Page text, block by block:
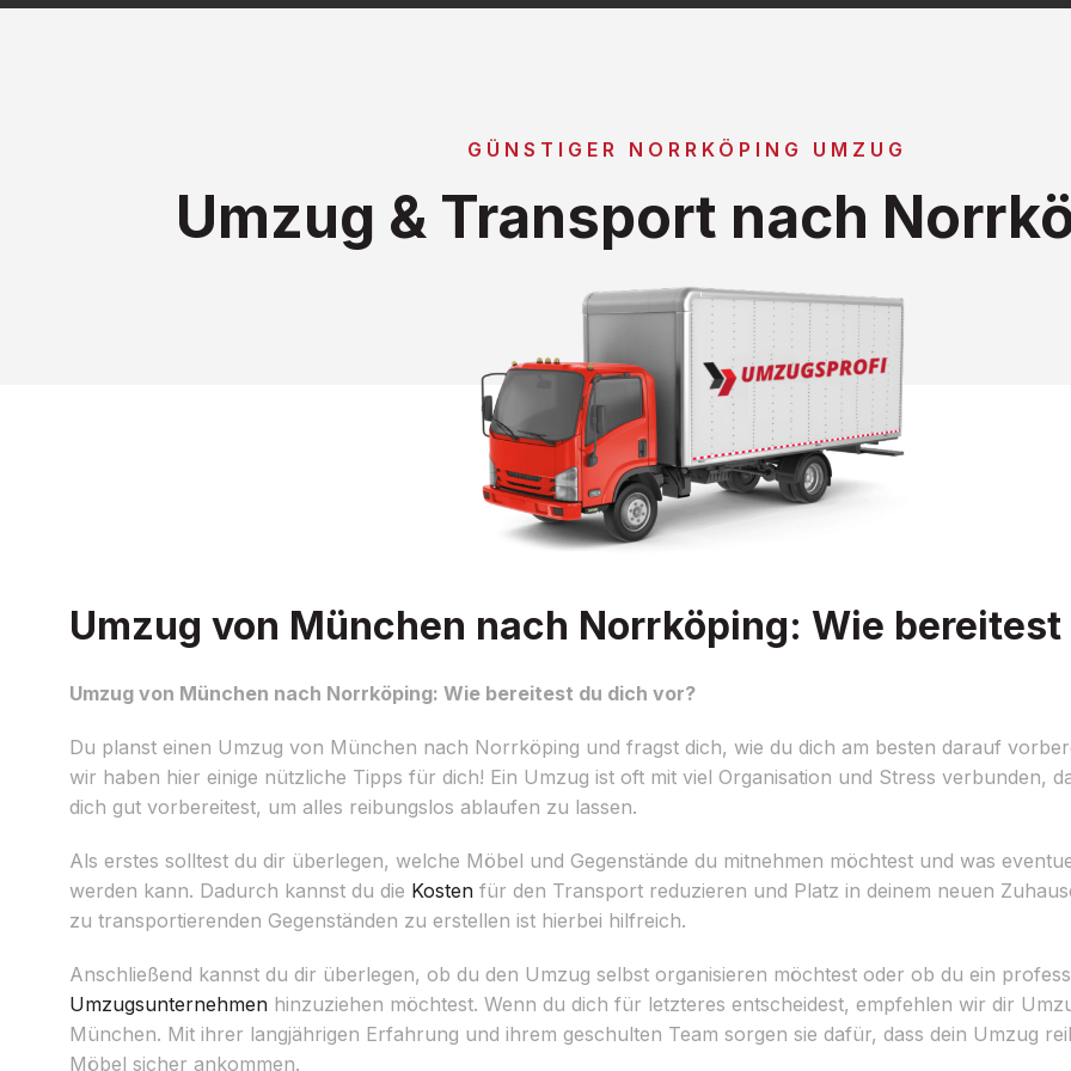
GÜNSTIGER NORRKÖPING UMZUG
Umzug & Transport nach
Umzug von München nach Norrköping: Wie
Umzug von München nach Norrköping: Wie bereitest du dich vor?
Du planst einen Umzug von München nach Norrköping und fragst dich, wie du dich am besten darauf
wir haben hier einige nützliche Tipps für dich! Ein Umzug ist oft mit viel Organisation und Stress verbunden,
dich gut vorbereitest, um alles reibungslos ablaufen zu lassen.
Als erstes solltest du dir überlegen, welche Möbel und Gegenstände du mitnehmen möchtest und was
werden kann. Dadurch kannst du die Kosten für den Transport reduzieren und Platz in deinem neuen
zu transportierenden Gegenständen zu erstellen ist hierbei hilfreich.
Anschließend kannst du dir überlegen, ob du den Umzug selbst organisieren möchtest oder ob du ein
Umzugsunternehmen hinzuziehen möchtest. Wenn du dich für letzteres entscheidest, empfehlen wir dir
München. Mit ihrer langjährigen Erfahrung und ihrem geschulten Team sorgen sie dafür, dass dein Umzug
Möbel sicher ankommen.